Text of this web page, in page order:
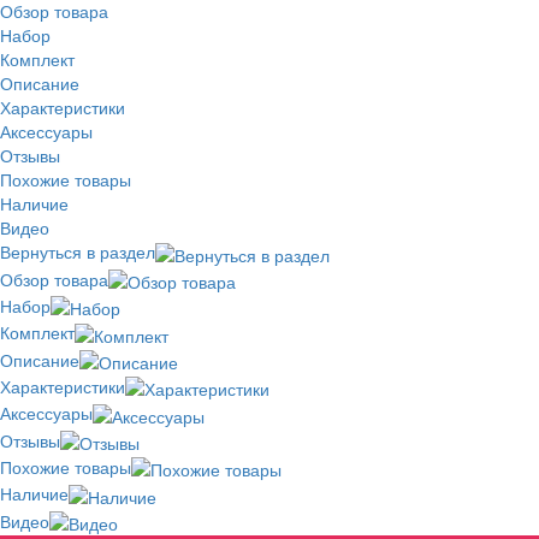
Обзор товара
Набор
Комплект
Описание
Характеристики
Аксессуары
Отзывы
Похожие товары
Наличие
Видео
Вернуться в раздел
Обзор товара
Набор
Комплект
Описание
Характеристики
Аксессуары
Отзывы
Похожие товары
Наличие
Видео